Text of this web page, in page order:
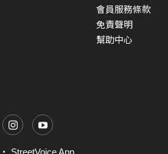
會員服務條款
免責聲明
幫助中心
・ StreetVoice App